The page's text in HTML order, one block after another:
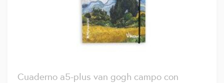
Cuaderno a5-plus van gogh campo con